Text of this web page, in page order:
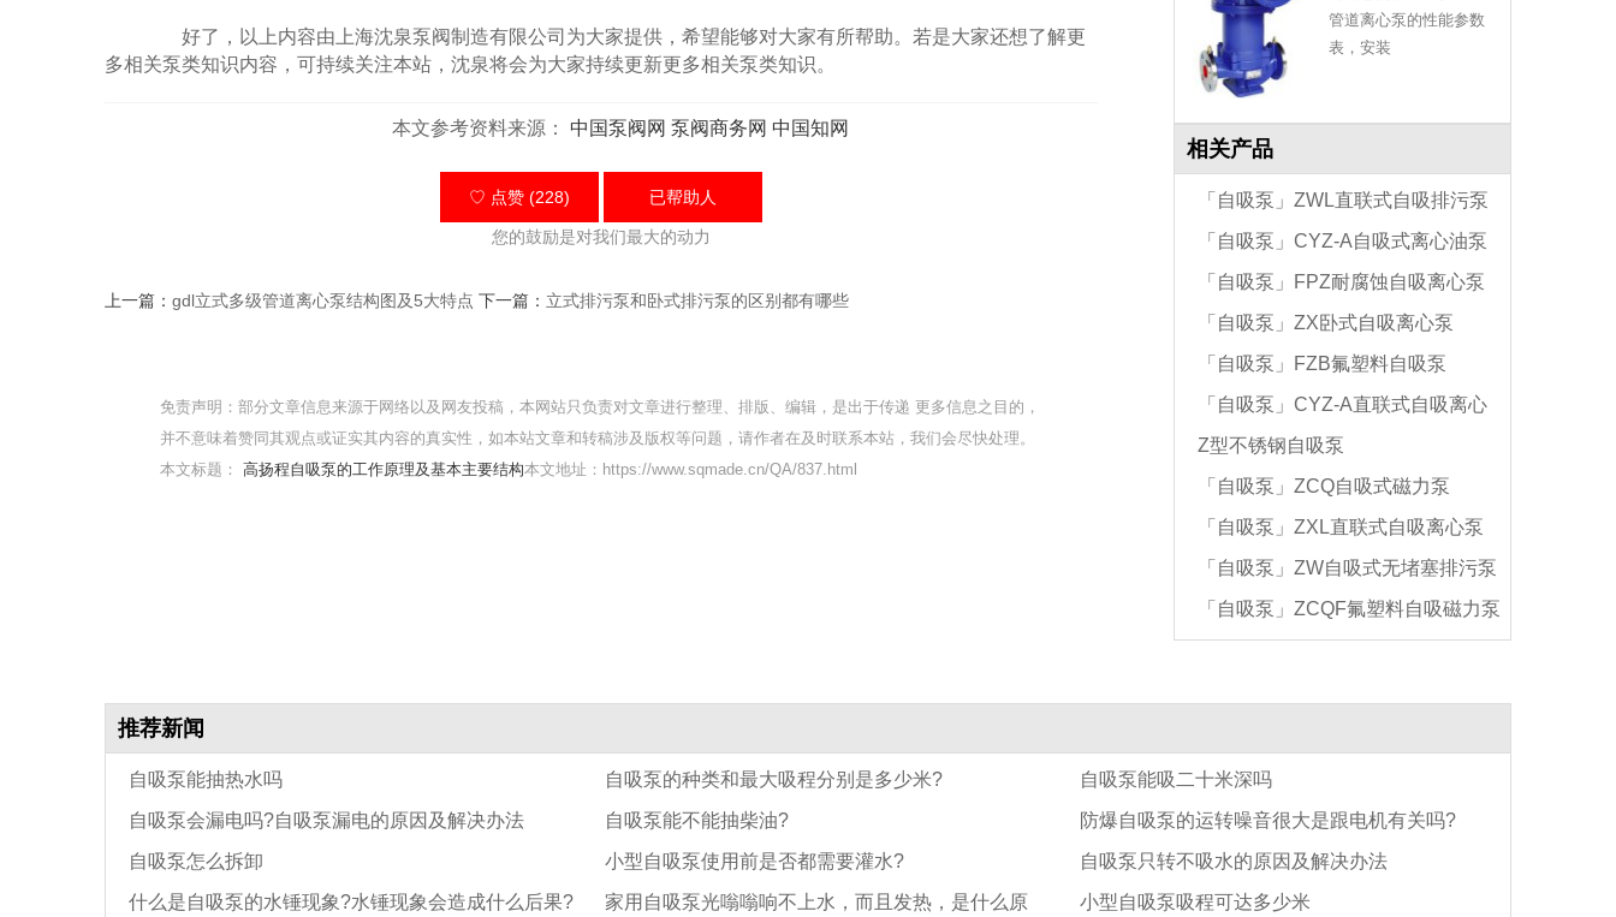
好了，以上内容由上海沈泉泵阀制造有限公司为大家提供，希望能够对大家有所帮助。若是大家还想了解更
多相关泵类知识内容，可持续关注本站，沈泉将会为大家持续更新更多相关泵类知识。
本文参考资料来源： 中国泵阀网 泵阀商务网 中国知网
♡ 点赞 (228) 已帮助人
您的鼓励是对我们最大的动力
上一篇： gdl立式多级管道离心泵结构图及5大特点 下一篇： 立式排污泵和卧式排污泵的区别都有哪些
免责声明：部分文章信息来源于网络以及网友投稿，本网站只负责对文章进行整理、排版、编辑，是出于传递 更多信息之目的，
并不意味着赞同其观点或证实其内容的真实性，如本站文章和转稿涉及版权等问题，请作者在及时联系本站，我们会尽快处理。
本文标题： 高扬程自吸泵的工作原理及基本主要结构本文地址：https://www.sqmade.cn/QA/837.html
管道离心泵的性能参数
表，安装
相关产品
「自吸泵」ZWL直联式自吸排污泵
「自吸泵」CYZ-A自吸式离心油泵
「自吸泵」FPZ耐腐蚀自吸离心泵
「自吸泵」ZX卧式自吸离心泵
「自吸泵」FZB氟塑料自吸泵
「自吸泵」CYZ-A直联式自吸离心
油泵Z型不锈钢自吸泵
「自吸泵」ZCQ自吸式磁力泵
「自吸泵」ZXL直联式自吸离心泵
「自吸泵」ZW自吸式无堵塞排污泵
「自吸泵」ZCQF氟塑料自吸磁力泵
推荐新闻
自吸泵能抽热水吗 自吸泵的种类和最大吸程分别是多少米?
自吸泵能吸二十米深吗
自吸泵会漏电吗?自吸泵漏电的原因及解决办法
自吸泵能不能抽柴油?
防爆自吸泵的运转噪音很大是跟电机有关吗?
自吸泵怎么拆卸
小型自吸泵使用前是否都需要灌水?
自吸泵只转不吸水的原因及解决办法
什么是自吸泵的水锤现象?水锤现象会造成什么后果?
家用自吸泵光嗡嗡响不上水，而且发热，是什么原 小型自吸泵吸程可达多少米